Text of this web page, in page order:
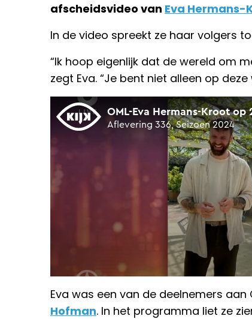
afscheidsvideo van Eva Hermans-
In de video spreekt ze haar volgers
“Ik hoop eigenlijk dat de wereld om
zegt Eva. “Je bent niet alleen op
Eva was een van de deelnemers aan
Hofman. In het programma liet ze